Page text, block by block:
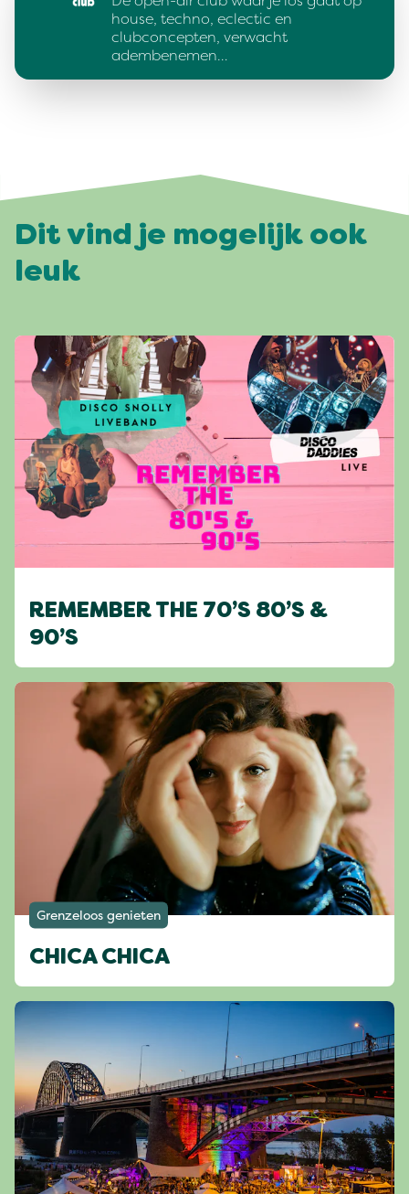
house, techno, eclectic en
clubconcepten, verwacht
adembenemen…
Dit vind je mogelijk ook
leuk
REMEMBER THE 70’S 80’S &
90’S
Grenzeloos genieten
CHICA CHICA